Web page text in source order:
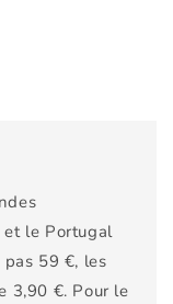
et le Portugal
59 €, les
3,90 €. Pour le